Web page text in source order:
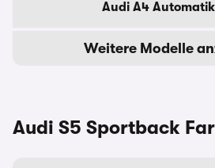
Audi A4
Weitere Modelle
Audi S5 Sportback